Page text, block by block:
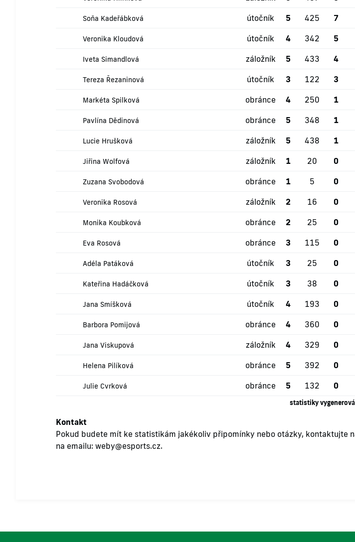
Soňa Kadeřábková útočník 5 425 7
Veronika Kloudová útočník 4 342 5
Iveta Simandlová záložník 5 433 4
Tereza Řezaninová útočník 3 122 3
Markéta Spilková obránce 4 250 1
Pavlína Dědinová obránce 5 348 1
Lucie Hrušková záložník 5 438 1
Jiřina Wolfová záložník 1 20 0
Zuzana Svobodová obránce 1 5 0
Veronika Rosová záložník 2 16 0
Monika Koubková obránce 2 25 0
Eva Rosová obránce 3 115 0
Adéla Patáková útočník 3 25 0
Kateřina Hadáčková útočník 3 38 0
Jana Smíšková útočník 4 193 0
Barbora Pomijová obránce 4 360 0
Jana Viskupová záložník 4 329 0
Helena Pilíková obránce 5 392 0
Julie Cvrková obránce 5 132 0
statistiky
Kontakt
Pokud budete mít ke statistikám jakékoliv připomínky nebo otázky, kontaktujte
na emailu: weby@esports.cz.